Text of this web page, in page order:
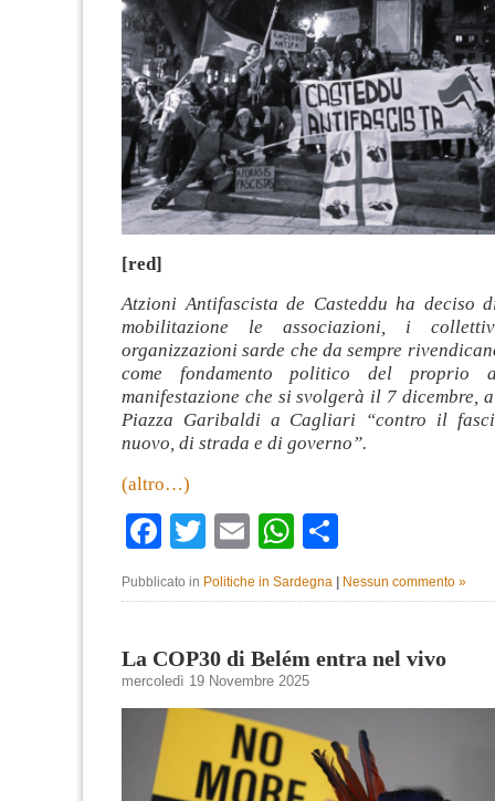
[red]
Atzioni Antifascista de Casteddu ha deciso
mobilitazione le associazioni, i
organizzazioni sarde che da sempre
come fondamento politico del proprio
manifestazione che si svolgerà il 7 dicembre,
Piazza Garibaldi a Cagliari “contro il
nuovo, di strada e di governo”.
(altro…)
Facebook
TwitterEmailWhatsApp
Pubblicato in Politiche in Sardegna | Nessun commento »
La COP30 di Belém entra nel vivo
mercoledì 19 Novembre 2025